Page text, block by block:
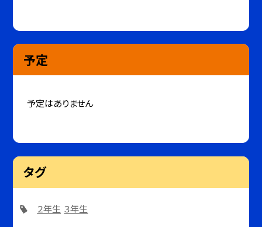
予定
予定はありません
タグ
２年生 ３年生